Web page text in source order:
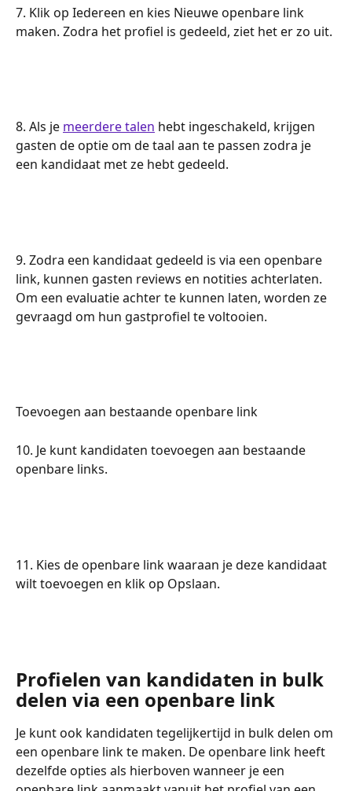
7. Klik op Iedereen en kies Nieuwe openbare link
maken. Zodra het profiel is gedeeld, ziet het er zo uit.
8. Als je meerdere talen hebt ingeschakeld, krijgen
gasten de optie om de taal aan te passen zodra je
een kandidaat met ze hebt gedeeld.
9. Zodra een kandidaat gedeeld is via een openbare
link, kunnen gasten reviews en notities achterlaten.
Om een evaluatie achter te kunnen laten, worden ze
gevraagd om hun gastprofiel te voltooien.
Toevoegen aan bestaande openbare link
10. Je kunt kandidaten toevoegen aan bestaande
openbare links.
11. Kies de openbare link waaraan je deze kandidaat
wilt toevoegen en klik op Opslaan.
Profielen van kandidaten in bulk
delen via een openbare link
Je kunt ook kandidaten tegelijkertijd in bulk delen om
een openbare link te maken. De openbare link heeft
dezelfde opties als hierboven wanneer je een